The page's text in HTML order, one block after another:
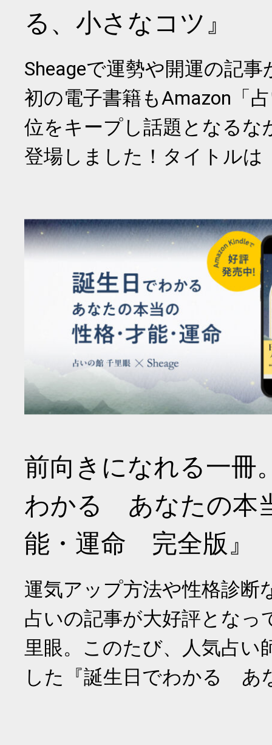
る、小さなコツ』
Sheageで運勢や開運の記
初の電子書籍もAmazon「
位をキープし話題となるな
登場しました！タイトルは
前向きになれる一冊
わかる あなたの本
能・運命 完全版』
運気アップ方法や性格診断
占いの記事が大好評となっ
里眼。このたび、人気占い
した『誕生日でわかる あ